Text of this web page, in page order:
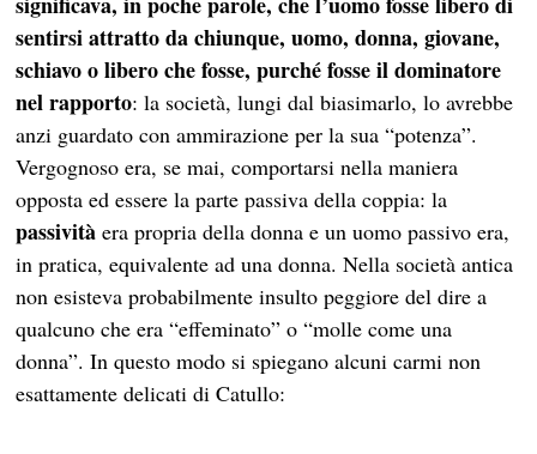
sentirsi attratto da chiunque, uomo, donna, giovane,
schiavo o libero che fosse, purché fosse il dominatore
nel rapporto: la società, lungi dal biasimarlo, lo avrebbe
anzi guardato con ammirazione per la sua “potenza”.
Vergognoso era, se mai, comportarsi nella maniera
opposta ed essere la parte passiva della coppia: la
passività era propria della donna e un uomo passivo era,
in pratica, equivalente ad una donna. Nella società antica
non esisteva probabilmente insulto peggiore del dire a
qualcuno che era “effeminato” o “molle come una
donna”. In questo modo si spiegano alcuni carmi non
esattamente delicati di Catullo: